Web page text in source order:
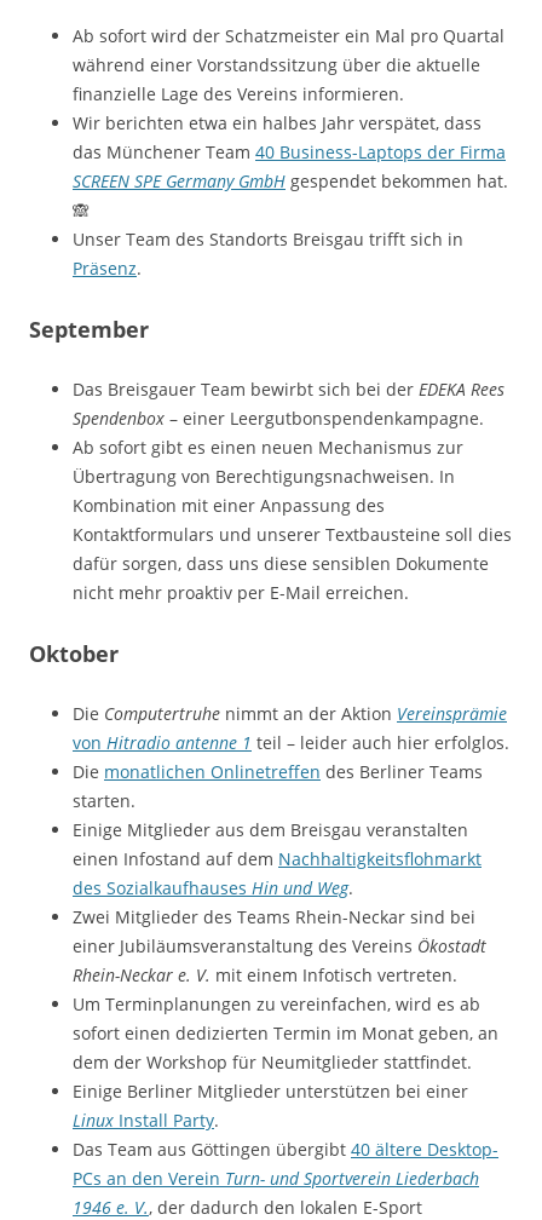
Ab sofort wird der Schatzmeister ein Mal pro Quartal
während einer Vorstandssitzung über die aktuelle
finanzielle Lage des Vereins informieren.
Wir berichten etwa ein halbes Jahr verspätet, dass
das Münchener Team 40 Business-Laptops der Firma
SCREEN SPE Germany GmbH gespendet bekommen hat.
🙈
Unser Team des Standorts Breisgau trifft sich in
Präsenz.
September
Das Breisgauer Team bewirbt sich bei der EDEKA Rees
Spendenbox – einer Leergutbonspendenkampagne.
Ab sofort gibt es einen neuen Mechanismus zur
Übertragung von Berechtigungsnachweisen. In
Kombination mit einer Anpassung des
Kontaktformulars und unserer Textbausteine soll dies
dafür sorgen, dass uns diese sensiblen Dokumente
nicht mehr proaktiv per E-Mail erreichen.
Oktober
Die Computertruhe nimmt an der Aktion Vereinsprämie
von Hitradio antenne 1 teil – leider auch hier erfolglos.
Die monatlichen Onlinetreffen des Berliner Teams
starten.
Einige Mitglieder aus dem Breisgau veranstalten
einen Infostand auf dem Nachhaltigkeitsflohmarkt
des Sozialkaufhauses Hin und Weg.
Zwei Mitglieder des Teams Rhein-Neckar sind bei
einer Jubiläumsveranstaltung des Vereins Ökostadt
Rhein-Neckar e. V. mit einem Infotisch vertreten.
Um Terminplanungen zu vereinfachen, wird es ab
sofort einen dedizierten Termin im Monat geben, an
dem der Workshop für Neumitglieder stattfindet.
Einige Berliner Mitglieder unterstützen bei einer
Linux Install Party.
Das Team aus Göttingen übergibt 40 ältere Desktop-
PCs an den Verein Turn- und Sportverein Liederbach
1946 e. V., der dadurch den lokalen E-Sport